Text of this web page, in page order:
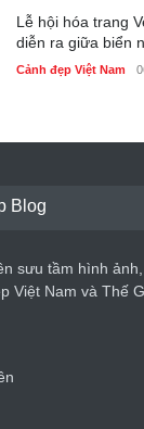
dân dã ở Sài Gòn
Cảnh đẹp Việt Nam
Lễ hội hóa trang
diễn ra giữa biển
Cảnh đẹp Việt Nam
Blog
sưu tầm hình
Việt Nam và Thế